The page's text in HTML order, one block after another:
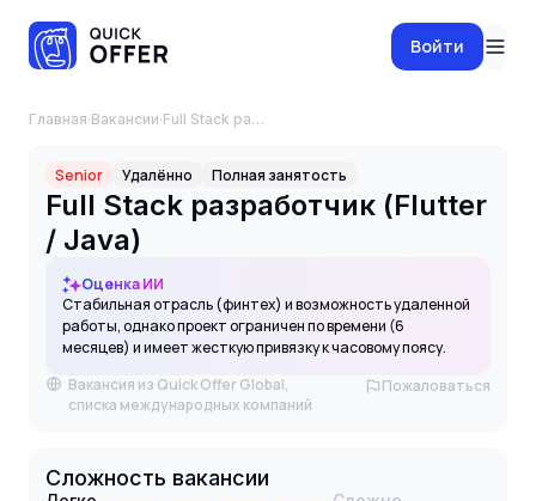
Войти
Главная·Вакансии· Full Stack разработчик (Flutter / Java)
Senior Удалённо Полная занятость
Full Stack разработчик (Flutter
/ Java)
Оценка ИИ
Стабильная отрасль (финтех) и возможность удаленной
работы, однако проект ограничен по времени (6
месяцев) и имеет жесткую привязку к часовому поясу.
Вакансия из Quick Offer Global,
списка международных компаний
Пожаловаться
Сложность вакансии